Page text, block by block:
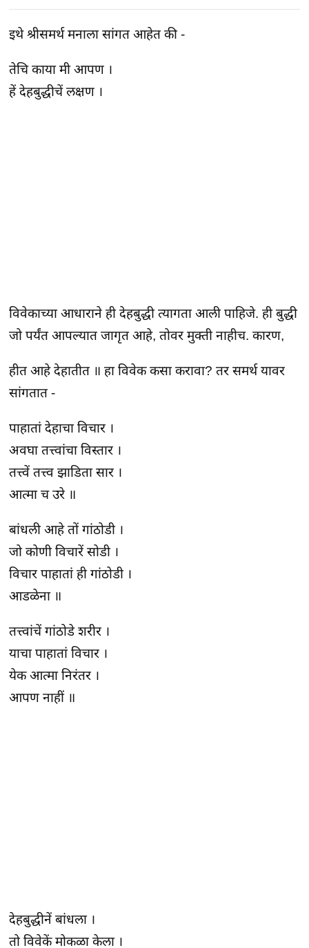
इथे श्रीसमर्थ मनाला सांगत आहेत की -
तेचि काया मी आपण ।
हें देहबुद्धीचें लक्षण ।
विवेकाच्या आधाराने ही देहबुद्धी त्यागता आली पाहिजे. ही बुद्धी
जो पर्यंत आपल्यात जागृत आहे, तोवर मुक्ती नाहीच. कारण,
हीत आहे देहातीत ॥ हा विवेक कसा करावा? तर समर्थ यावर
सांगतात -
पाहातां देहाचा विचार ।
अवघा तत्त्वांचा विस्तार ।
तत्त्वें तत्त्व झाडिता सार ।
आत्मा च उरे ॥
बांधली आहे तों गांठोडी ।
जो कोणी विचारें सोडी ।
विचार पाहातां ही गांठोडी ।
आडळेना ॥
तत्त्वांचें गांठोडे शरीर ।
याचा पाहातां विचार ।
येक आत्मा निरंतर ।
आपण नाहीं ॥
देहबुद्धीनें बांधला ।
तो विवेकें मोकळा केला ।